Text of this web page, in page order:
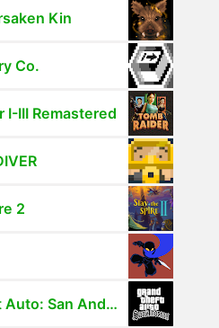
Kin
Co.
I-III Remastered
2
Grand Theft Auto: San Andreas